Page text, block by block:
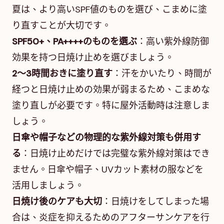
夏は、より高いSPF値のものを選び、こまめに塗
り直すことが大切です。
SPF50+、PA++++のものを選ぶ ：高い紫外線防御
効果を持つ日焼け止めを選びましょう。
2～3時間おきに塗り直す ：汗をかいたり、時間が
経つと日焼け止めの効果が弱まるため、こまめな
塗り直しが必要です。特に屋外活動時は注意しま
しょう。
日傘や帽子などの物理的な紫外線対策も併用す
る ：日焼け止めだけでは完璧な紫外線対策はでき
ません。日傘や帽子、UVカット素材の服などを
活用しましょう。
日焼け後のケアも大切 ：日焼けをしてしまった場
合は、炎症を抑えるためのアフターサンケアを行